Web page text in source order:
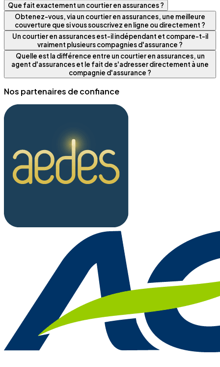
Que fait exactement un courtier en assurances ?
Obtenez-vous, via un courtier en assurances, une meilleure
couverture que si vous souscrivez en ligne ou directement ?
Un courtier en assurances est-il indépendant et compare-t-il
vraiment plusieurs compagnies d'assurance ?
Quelle est la différence entre un courtier en assurances, un
agent d'assurances et le fait de s'adresser directement à une
compagnie d'assurance ?
Nos partenaires de confiance